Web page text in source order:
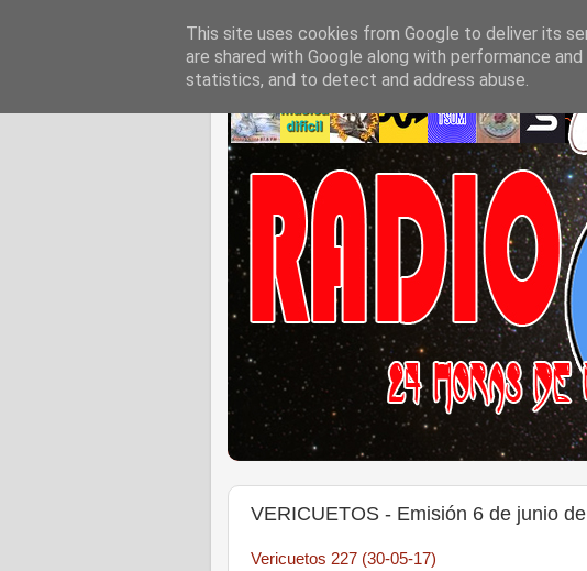
VERICUETOS - Emisión 6 de junio
Vericuetos 227 (30-05-17)
This site uses cookies from Google to deliver its
are shared with Google along with performance
statistics, and to detect and address abuse.